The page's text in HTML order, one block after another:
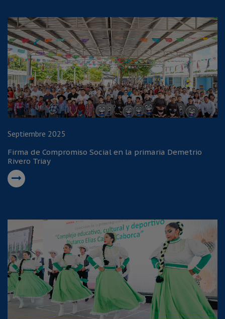
Septiembre 2025
Firma de Compromiso Social en la primaria Demetrio
Rivero Triay